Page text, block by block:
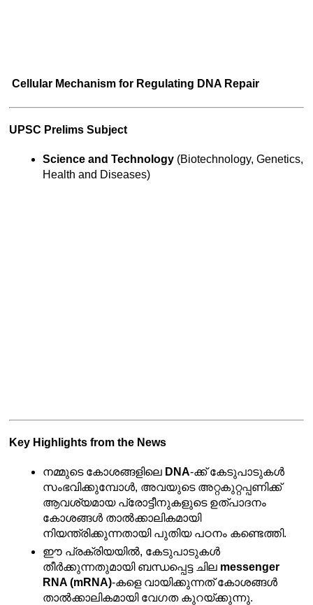
Cellular Mechanism for Regulating DNA Repair
UPSC Prelims Subject
Science and Technology (Biotechnology, Genetics,
Health and Diseases)
Key Highlights from the News
നമ്മുടെ കോശങ്ങളിലെ DNA-ക്ക് കേടുപാടുകൾ
സംഭവിക്കുമ്പോൾ, അവയുടെ അറ്റകുറ്റപ്പണിക്ക്
ആവശ്യമായ പ്രോട്ടീനുകളുടെ ഉത്പാദനം
കോശങ്ങൾ താൽക്കാലികമായി
നിയന്ത്രിക്കുന്നതായി പുതിയ പഠനം കണ്ടെത്തി.
ഈ പ്രക്രിയയിൽ, കേടുപാടുകൾ
തീർക്കുന്നതുമായി ബന്ധപ്പെട്ട ചില messenger
RNA (mRNA)-കളെ വായിക്കുന്നത് കോശങ്ങൾ
താൽക്കാലികമായി വേഗത കുറയ്ക്കുന്നു.